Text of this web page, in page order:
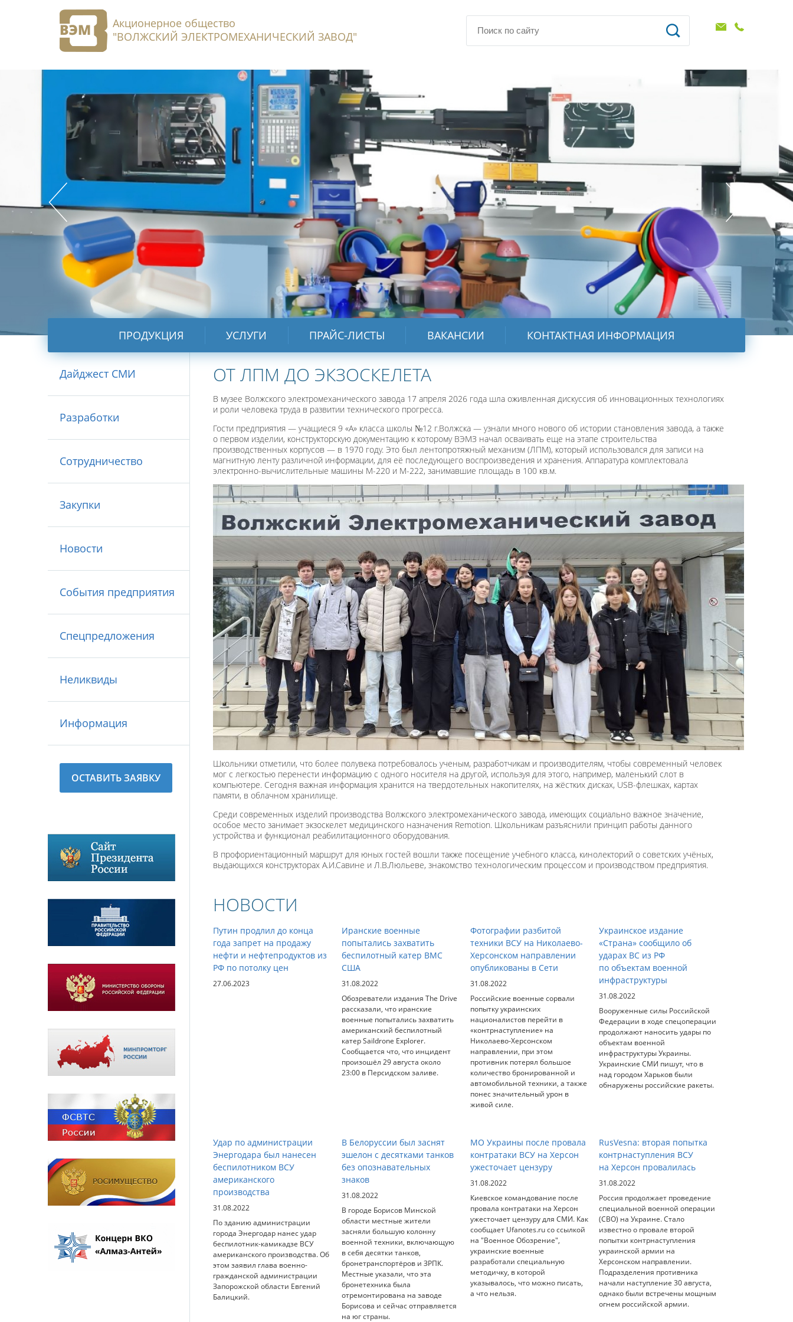
Акционерное общество
"ВОЛЖСКИЙ ЭЛЕКТРОМЕХАНИЧЕСКИЙ ЗАВОД"
ПРОДУКЦИЯ УСЛУГИ ПРАЙС-ЛИСТЫ ВАКАНСИИ КОНТАКТНАЯ ИНФОРМАЦИЯ
Дайджест СМИ
Разработки
Сотрудничество
Закупки
Новости
События предприятия
Спецпредложения
Неликвиды
Информация
ОСТАВИТЬ ЗАЯВКУ
ОТ ЛПМ ДО ЭКЗОСКЕЛЕТА
В музее Волжского электромеханического завода 17 апреля 2026 года шла оживленная дискуссия об инновационных технологиях
и роли человека труда в развитии технического прогресса.
Гости предприятия — учащиеся 9 «А» класса школы №12 г.Волжска — узнали много нового об истории становления завода, а также
о первом изделии, конструкторскую документацию к которому ВЭМЗ начал осваивать еще на этапе строительства
производственных корпусов — в 1970 году. Это был лентопротяжный механизм (ЛПМ), который использовался для записи на
магнитную ленту различной информации, для её последующего воспроизведения и хранения. Аппаратура комплектовала
электронно-вычислительные машины М-220 и М-222, занимавшие площадь в 100 кв.м.
Школьники отметили, что более полувека потребовалось ученым, разработчикам и производителям, чтобы современный человек
мог с легкостью перенести информацию с одного носителя на другой, используя для этого, например, маленький слот в
компьютере. Сегодня важная информация хранится на твердотельных накопителях, на жёстких дисках, USB-флешках, картах
памяти, в облачном хранилище.
Среди современных изделий производства Волжского электромеханического завода, имеющих социально важное значение,
особое место занимает экзоскелет медицинского назначения Remotion. Школьникам разъяснили принцип работы данного
устройства и функционал реабилитационного оборудования.
В профориентационный маршрут для юных гостей вошли также посещение учебного класса, кинолекторий о советских учёных,
выдающихся конструкторах А.И.Савине и Л.В.Люльеве, знакомство технологическим процессом и производством предприятия.
НОВОСТИ
Путин продлил до конца
года запрет на продажу
нефти и нефтепродуктов из
РФ по потолку цен
27.06.2023
Иранские военные
попытались захватить
беспилотный катер ВМС
США
31.08.2022
Обозреватели издания The Drive
рассказали, что иранские
военные попытались захватить
американский беспилотный
катер Saildrone Explorer.
Сообщается что, что инцидент
произошёл 29 августа около
23:00 в Персидском заливе.
Фотографии разбитой
техники ВСУ на Николаево-
Херсонском направлении
опубликованы в Сети
31.08.2022
Российские военные сорвали
попытку украинских
националистов перейти в
«контрнаступление» на
Николаево-Херсонском
направлении, при этом
противник потерял большое
количество бронированной и
автомобильной техники, а также
понес значительный урон в
живой силе.
Украинское издание
«Страна» сообщило об
ударах ВС из РФ
по объектам военной
инфраструктуры
31.08.2022
Вооруженные силы Российской
Федерации в ходе спецоперации
продолжают наносить удары по
объектам военной
инфраструктуры Украины.
Украинские СМИ пишут, что в
над городом Харьков были
обнаружены российские ракеты.
Удар по администрации
Энергодара был нанесен
беспилотником ВСУ
американского
производства
31.08.2022
По зданию администрации
города Энергодар нанес удар
беспилотник-камикадзе ВСУ
американского производства. Об
этом заявил глава военно-
гражданской администрации
Запорожской области Евгений
Балицкий.
В Белоруссии был заснят
эшелон с десятками танков
без опознавательных
знаков
31.08.2022
В городе Борисов Минской
области местные жители
засняли большую колонну
военной техники, включающую
в себя десятки танков,
бронетранспортёров и ЗРПК.
Местные указали, что эта
бронетехника была
отремонтирована на заводе
Борисова и сейчас отправляется
на юг страны.
МО Украины после провала
контратаки ВСУ на Херсон
ужесточает цензуру
31.08.2022
Киевское командование после
провала контратаки на Херсон
ужесточает цензуру для СМИ. Как
сообщает Ufanotes.ru со ссылкой
на "Военное Обозрение",
украинские военные
разработали специальную
методичку, в которой
указывалось, что можно писать,
а что нельзя.
RusVesna: вторая попытка
контрнаступления ВСУ
на Херсон провалилась
31.08.2022
Россия продолжает проведение
специальной военной операции
(СВО) на Украине. Стало
известно о провале второй
попытки контрнаступления
украинской армии на
Херсонском направлении.
Подразделения противника
начали наступление 30 августа,
однако были встречены мощным
огнем российской армии.